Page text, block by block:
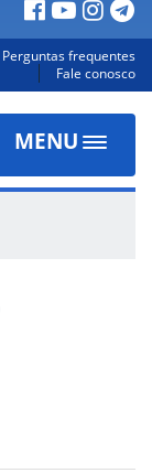
Perguntas frequentes
Fale conosco
MENU
Toggle